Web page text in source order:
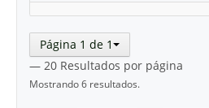
Página 1 de 1
— 20 Resultados por página
Mostrando 6 resultados.